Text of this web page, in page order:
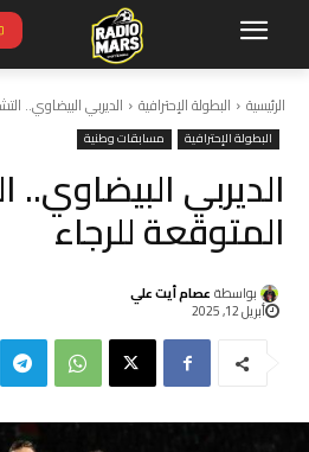
الرئيسية البطولة الإحترافية الديربي البيضاوي..
البطولة الإحترافية مسابقات وطنية
الديربي البيضاوي..
المتوقعة للرجاء
بواسطة عصام أيت علي
أبريل 12, 2025